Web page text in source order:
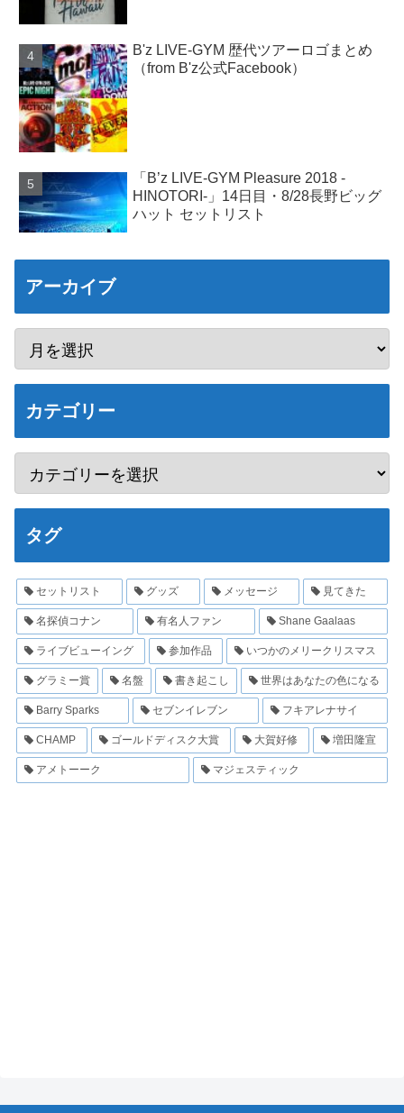
B'z LIVE-GYM 歴代ツアーロゴまとめ
（from B'z公式Facebook）
「B’z LIVE-GYM Pleasure 2018 -
HINOTORI-」14日目・8/28長野ビッグ
ハット セットリスト
アーカイブ
カテゴリー
タグ
セットリスト グッズ メッセージ 見てきた
名探偵コナン 有名人ファン Shane Gaalaas
ライブビューイング 参加作品 いつかのメリークリスマス
グラミー賞 名盤 書き起こし 世界はあなたの色になる
Barry Sparks セブンイレブン フキアレナサイ
CHAMP ゴールドディスク大賞 大賀好修 増田隆宣
アメトーーク マジェスティック